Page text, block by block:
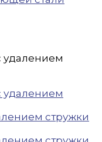
удалением
удалением
стружки